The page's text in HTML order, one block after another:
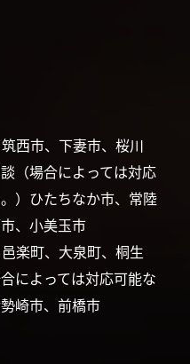
西市、下妻市、桜川
（場合によっては対応
）ひたちなか市、常陸
、小美玉市
楽町、大泉町、桐生
によっては対応可能な
崎市、前橋市